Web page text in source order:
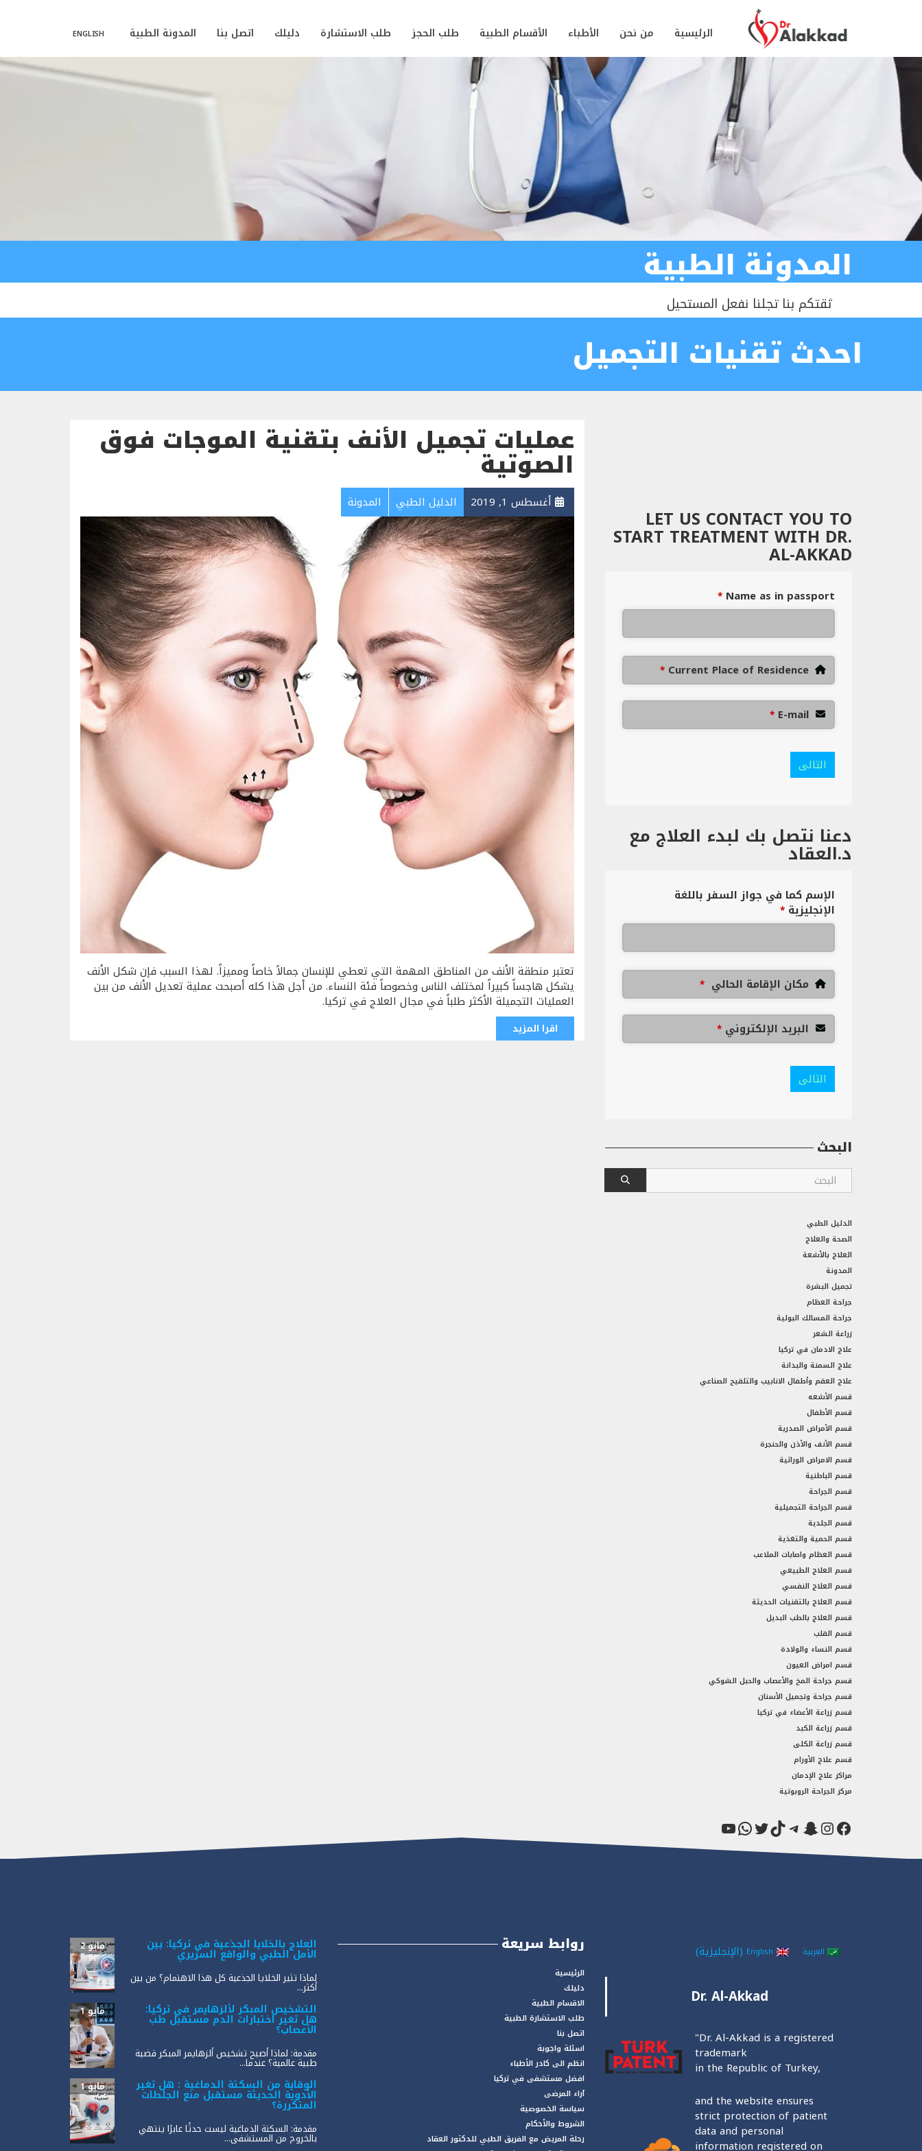
الرئيسية من نحن الأطباء الأقسام الطبية طلب الحجز طلب الاستشارة دليلك اتصل بنا المدونة الطبية ENGLISH
المدونة الطبية
ثقتكم بنا تجلنا نفعل المستحيل
احدث تقنيات التجميل
عمليات تجميل الأنف بتقنية الموجات فوق
الصوتية
أغسطس 1, 2019 الدليل الطبي المدونة
تعتبر منطقة الأنف من المناطق المهمة التي تعطي للإنسان جمالاً خاصاً ومميزاً. لهذا السبب فإن شكل الأنف
يشكل هاجساً كبيراً لمختلف الناس وخصوصاً فئة النساء. من أجل هذا كله أصبحت عملية تعديل الأنف من بين
العمليات التجميلة الأكثر طلباً في مجال العلاج في تركيا.
اقرا المزيد
LET US CONTACT YOU TO
START TREATMENT WITH DR.
AL-AKKAD
Name as in passport
*
Current Place of Residence
*
E-mail
*
التالى
دعنا نتصل بك لبدء العلاج مع
د.العقاد
الإسم كما في جواز السفر باللغة
الإنجليزية *
مكان الإقامة الحالي *
البريد الإلكتروني *
التالى
البحث
الدليل الطبي
الصحة والعلاج
العلاج بالأشعة
المدونة
تجميل البشرة
جراحة العظام
جراحة المسالك البولية
زراعة الشعر
علاج الادمان في تركيا
علاج السمنة والبدانة
علاج العقم وأطفال الانابيب والتلقيح الصناعي
قسم الأشعه
قسم الأطفال
قسم الأمراض الصدرية
قسم الأنف والأذن والحنجرة
قسم الامراض الوراثية
قسم الباطنية
قسم الجراحة
قسم الجراحة التجميلية
قسم الجلدية
قسم الحمية والتغذية
قسم العظام واصابات الملاعب
قسم العلاج الطبيعي
قسم العلاج النفسي
قسم العلاج بالتقنيات الحديثة
قسم العلاج بالطب البديل
قسم القلب
قسم النساء والولادة
قسم امراض العيون
قسم جراحة المخ والأعصاب والحبل الشوكي
قسم جراحة وتجميل الأسنان
قسم زراعة الأعضاء في تركيا
قسم زراعة الكبد
قسم زراعة الكلى
قسم علاج الأورام
مراكز علاج الإدمان
مركز الجراحة الروبوتية
فيسبوك
إنستجرام
سناب شاتتيليجرام
تيك توكتويترواتساب
يوتيوب
العلاج بالخلايا الجذعية في تركيا: بين
الأمل الطبي والواقع السريري
مايو 2
لماذا تثير الخلايا الجذعية كل هذا الاهتمام؟ من بين
أكثر...
التشخيص المبكر لألزهايمر في تركيا:
هل تغير اختبارات الدم مستقبل طب
الأعصاب؟
مايو 1
مقدمة: لماذا أصبح تشخيص ألزهايمر المبكر قضية
طبية عالمية؟ عندما...
الوقاية من السكتة الدماغية : هل تغير
الأدوية الحديثة مستقبل منع الجلطات
المتكررة؟
مايو 1
مقدمة: السكتة الدماغية ليست حدثًا عابرًا ينتهي
بالخروج من المستشفى...
روابط سريعة
الرئيسية
دليلك
الاقسام الطبية
طلب الاستشارة الطبية
اتصل بنا
اسئلة واجوبة
انظم الى كادر الأطباء
افضل مستشفى في تركيا
آراء المرضى
سياسة الخصوصية
الشروط والأحكام
رحلة المريض مع الفريق الطبي للدكتور العقاد
العربية English
(الإنجليزية)
Dr. Al-Akkad
"Dr. Al-Akkad is a registered
trademark
in the Republic of Turkey,
and the website ensures
strict protection of patient
data and personal
information registered on